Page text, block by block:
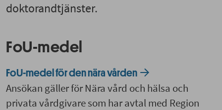
doktorandtjänster.
FoU-medel
FoU-medel för den nära vården
Ansökan gäller för Nära vård och hälsa och
privata vårdgivare som har avtal med Region